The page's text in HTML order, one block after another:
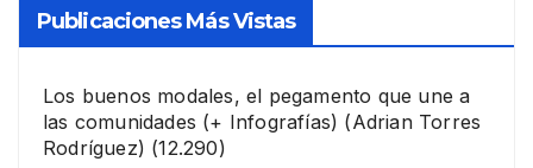
Publicaciones Más Vistas
Los buenos modales, el pegamento que une a
las comunidades (+ Infografías) (Adrian Torres
Rodríguez) (12.290)